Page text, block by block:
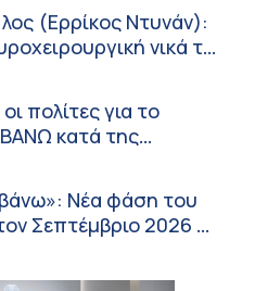
αντιμετωπίσετε τη
(Metropolitan
πρέπει να
διαιτολόγο;
(Ερρίκος Ντυνάν):
νικά το
πολίτες για το
κατά της
Νέα φάση του
Σεπτέμβριο 2026 –
έως το